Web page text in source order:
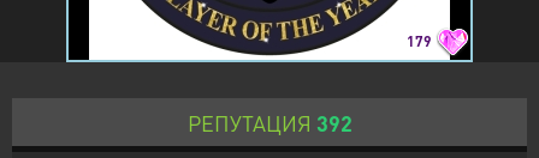
179
РЕПУТАЦИЯ 392